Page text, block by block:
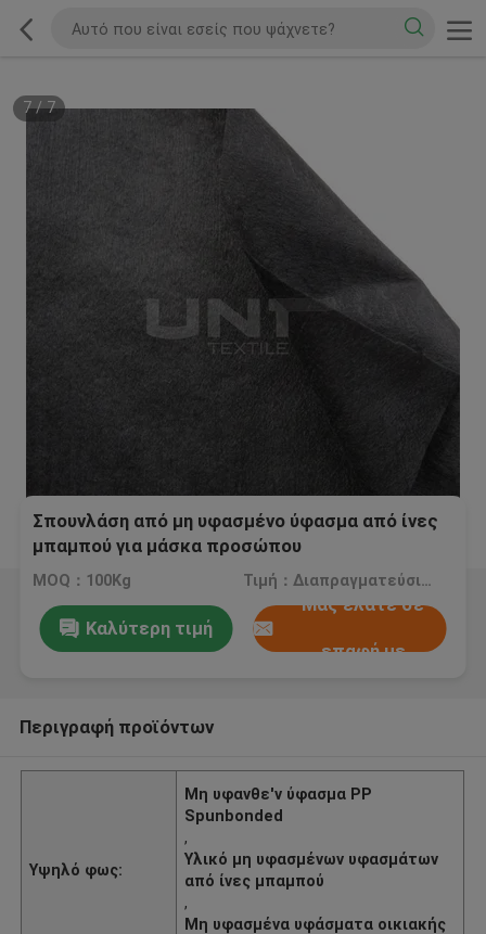
7/7
Σπουνλάση από μη υφασμένο ύφασμα από ίνες
μπαμπού για μάσκα προσώπου
MOQ：100Kg Τιμή：Διαπραγματεύσιμος
Καλύτερη τιμή
Μας ελάτε σε
επαφή με
Περιγραφή προϊόντων
Υψηλό φως:
Μη υφανθε'ν ύφασμα PP
Spunbonded
,
Υλικό μη υφασμένων υφασμάτων
από ίνες μπαμπού
,
Μη υφασμένα υφάσματα οικιακής